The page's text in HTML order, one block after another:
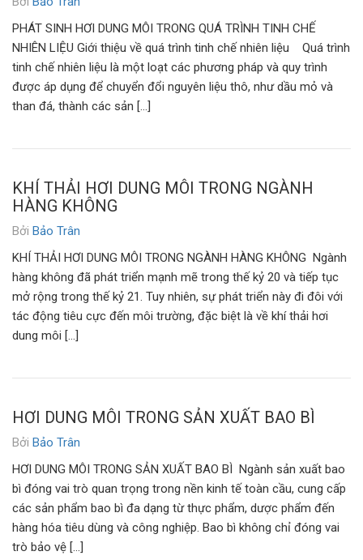
PHÁT SINH HƠI DUNG MÔI TRONG QUÁ TRÌNH TINH CHẾ
NHIÊN LIỆU Giới thiệu về quá trình tinh chế nhiên liệu Quá trình
tinh chế nhiên liệu là một loạt các phương pháp và quy trình
được áp dụng để chuyển đổi nguyên liệu thô, như dầu mỏ và
than đá, thành các sản […]
KHÍ THẢI HƠI DUNG MÔI TRONG NGÀNH
HÀNG KHÔNG
Bởi Bảo Trân
KHÍ THẢI HƠI DUNG MÔI TRONG NGÀNH HÀNG KHÔNG Ngành
hàng không đã phát triển mạnh mẽ trong thế kỷ 20 và tiếp tục
mở rộng trong thế kỷ 21. Tuy nhiên, sự phát triển này đi đôi với
tác động tiêu cực đến môi trường, đặc biệt là về khí thải hơi
dung môi […]
HƠI DUNG MÔI TRONG SẢN XUẤT BAO BÌ
Bởi Bảo Trân
HƠI DUNG MÔI TRONG SẢN XUẤT BAO BÌ Ngành sản xuất bao
bì đóng vai trò quan trọng trong nền kinh tế toàn cầu, cung cấp
các sản phẩm bao bì đa dạng từ thực phẩm, dược phẩm đến
hàng hóa tiêu dùng và công nghiệp. Bao bì không chỉ đóng vai
trò bảo vệ […]